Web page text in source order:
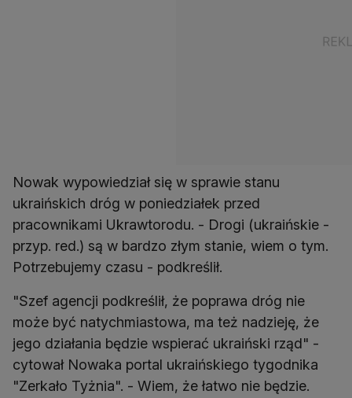
Nowak wypowiedział się w sprawie stanu
ukraińskich dróg w poniedziałek przed
pracownikami Ukrawtorodu. - Drogi (ukraińskie -
przyp. red.) są w bardzo złym stanie, wiem o tym.
Potrzebujemy czasu - podkreślił.
"Szef agencji podkreślił, że poprawa dróg nie
może być natychmiastowa, ma też nadzieję, że
jego działania będzie wspierać ukraiński rząd" -
cytował Nowaka portal ukraińskiego tygodnika
"Zerkało Tyżnia". - Wiem, że łatwo nie będzie.